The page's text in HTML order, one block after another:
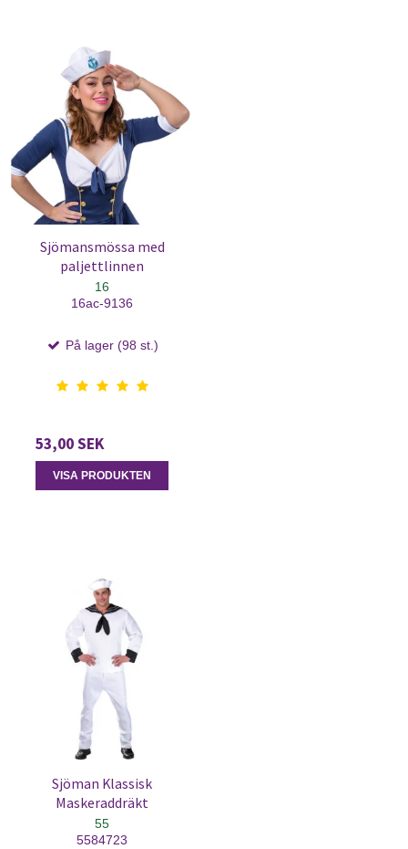
Sjömansmössa med
paljettlinnen
16
16ac-9136
På lager (98 st.)
53,00 SEK
VISA PRODUKTEN
Sjöman Klassisk
Maskeraddräkt
55
5584723